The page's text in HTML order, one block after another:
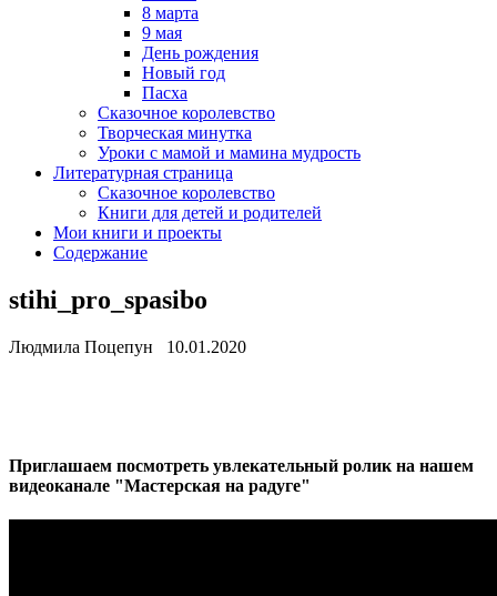
8 марта
9 мая
День рождения
Новый год
Пасха
Сказочное королевство
Творческая минутка
Уроки с мамой и мамина мудрость
Литературная страница
Сказочное королевство
Книги для детей и родителей
Мои книги и проекты
Содержание
stihi_pro_spasibo
Людмила Поцепун 10.01.2020
Приглашаем посмотреть увлекательный ролик на нашем
видеоканале "Мастерская на радуге"